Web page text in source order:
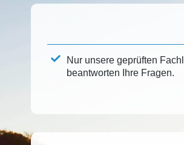
Nur unsere geprüften
beantworten Ihre Fragen.